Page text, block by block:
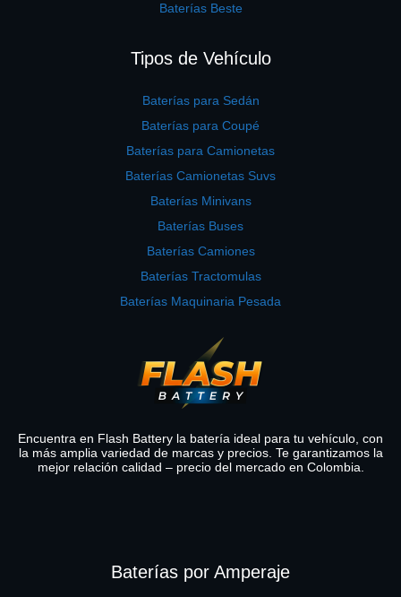
Baterías Beste
Tipos de Vehículo
Baterías para Sedán
Baterías para Coupé
Baterías para Camionetas
Baterías Camionetas Suvs
Baterías Minivans
Baterías Buses
Baterías Camiones
Baterías Tractomulas
Baterías Maquinaria Pesada
Encuentra en Flash Battery la batería ideal para tu vehículo, con
la más amplia variedad de marcas y precios. Te garantizamos la
mejor relación calidad – precio del mercado en Colombia.
Baterías por Amperaje